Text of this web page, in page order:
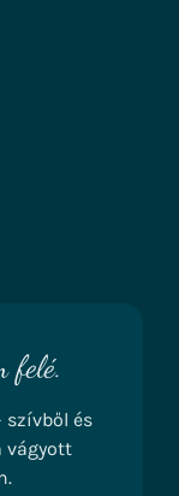
felé.
szívből és
vágyott